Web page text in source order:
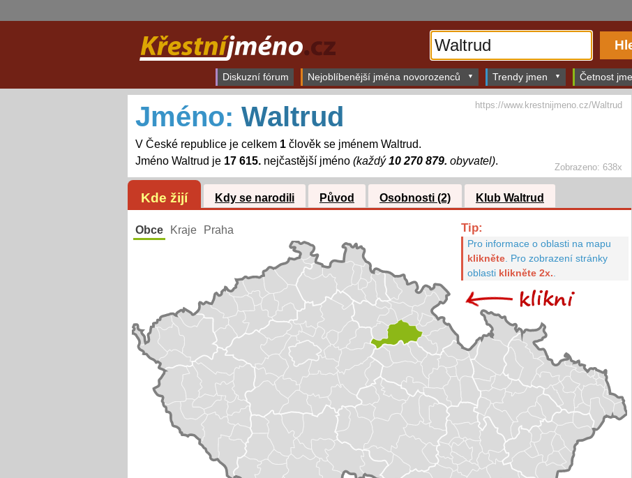
Diskuzní fórum Nejoblíbenější jména novorozenců Trendy jmen Četnost
Zobrazeno: 638x
Jméno: Waltrud
V České republice je celkem 1člověk se jménem Waltrud.
Jméno Waltrud je 17 615.nejčastější jméno (každý10 270 879. obyvatel).
https://www.krestnijmeno.cz/Waltrud
Kde žijí Kdy se narodili Původ Osobnosti (2) Klub Waltrud
Obce Kraje Praha Tip:
Pro informace o oblasti na mapu
klikněte. Pro zobrazení stránky
oblasti klikněte 2x.